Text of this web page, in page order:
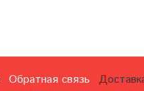
Обратная связь